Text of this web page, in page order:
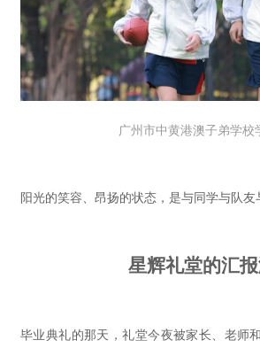
广州市中黄港澳子弟学校
阳光的笑容、昂扬的状态，是与同学与队友
星辉礼堂的汇
毕业典礼的那天，礼堂今夜被家长、老师